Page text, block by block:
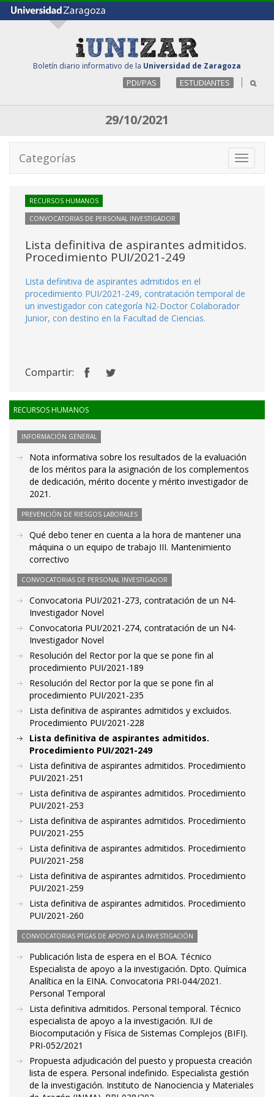
Boletín diario informativo de la Universidad de Zaragoza
PDI/PAS ESTUDIANTES
29/10/2021
Toggle
Categorías
RECURSOS HUMANOS
CONVOCATORIAS DE PERSONAL INVESTIGADOR
Lista definitiva de aspirantes admitidos.
Procedimiento PUI/2021-249
Lista definitiva de aspirantes admitidos en el
procedimiento PUI/2021-249, contratación temporal de
un investigador con categoría N2-Doctor Colaborador
Junior, con destino en la Facultad de Ciencias.
Compartir:
RECURSOS HUMANOS
INFORMACIÓN GENERAL
Nota informativa sobre los resultados de la evaluación
de los méritos para la asignación de los complementos
de dedicación, mérito docente y mérito investigador de
2021.
PREVENCIÓN DE RIESGOS LABORALES
Qué debo tener en cuenta a la hora de mantener una
máquina o un equipo de trabajo III. Mantenimiento
correctivo
CONVOCATORIAS DE PERSONAL INVESTIGADOR
Convocatoria PUI/2021-273, contratación de un N4-
Investigador Novel
Convocatoria PUI/2021-274, contratación de un N4-
Investigador Novel
Resolución del Rector por la que se pone fin al
procedimiento PUI/2021-189
Resolución del Rector por la que se pone fin al
procedimiento PUI/2021-235
Lista definitiva de aspirantes admitidos y excluidos.
Procedimiento PUI/2021-228
Lista definitiva de aspirantes admitidos.
Procedimiento PUI/2021-249
Lista definitiva de aspirantes admitidos. Procedimiento
PUI/2021-251
Lista definitiva de aspirantes admitidos. Procedimiento
PUI/2021-253
Lista definitiva de aspirantes admitidos. Procedimiento
PUI/2021-255
Lista definitiva de aspirantes admitidos. Procedimiento
PUI/2021-258
Lista definitiva de aspirantes admitidos. Procedimiento
PUI/2021-259
Lista definitiva de aspirantes admitidos. Procedimiento
PUI/2021-260
CONVOCATORIAS PTGAS DE APOYO A LA INVESTIGACIÓN
Publicación lista de espera en el BOA. Técnico
Especialista de apoyo a la investigación. Dpto. Química
Analítica en la EINA. Convocatoria PRI-044/2021.
Personal Temporal
Lista definitiva admitidos. Personal temporal. Técnico
especialista de apoyo a la investigación. IUI de
Biocomputación y Física de Sistemas Complejos (BIFI).
PRI-052/2021
Propuesta adjudicación del puesto y propuesta creación
lista de espera. Personal indefinido. Especialista gestión
de la investigación. Instituto de Nanociencia y Materiales